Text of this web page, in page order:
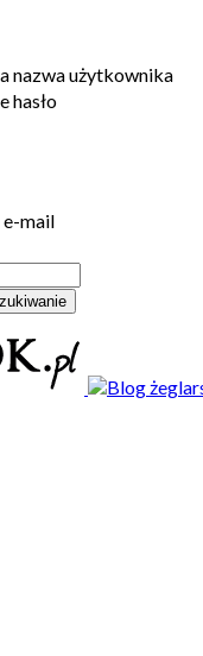
nazwa użytkownika
hasło
mail